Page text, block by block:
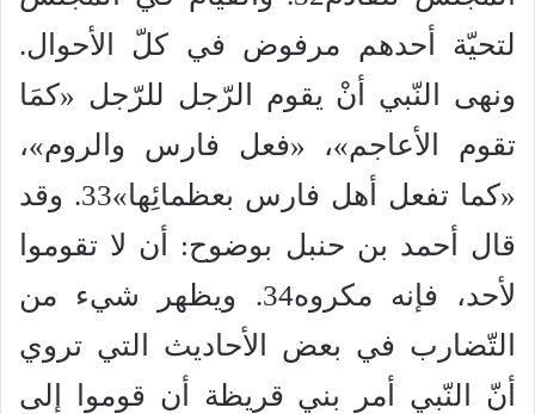
لتحيّة أحدهم مرفوض في كلّ الأحوال.
ونهى النّبي أنْ يقوم الرّجل للرّجل «كمَا
تقوم الأعاجم»، «فعل فارس والروم»،
«كما تفعل أهل فارس بعظمائِها»33. وقد
قال أحمد بن حنبل بوضوح: أن لا تقوموا
لأحد، فإنه مكروه34. ويظهر شيء من
التّضارب في بعض الأحاديث التي تروي
أنّ النّبي أمر بني قريظة أن قوموا إلى